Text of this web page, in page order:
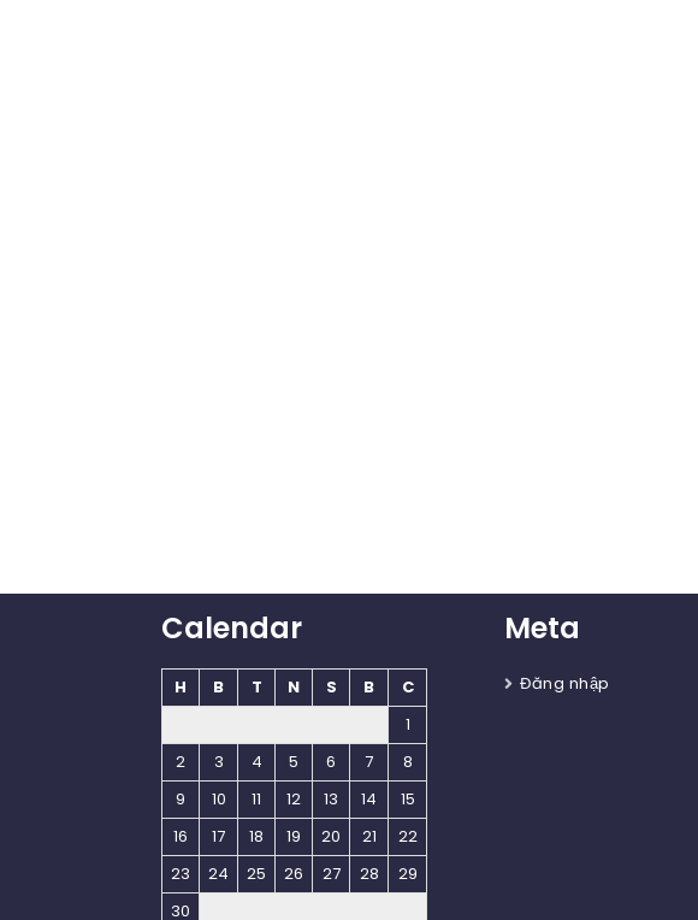
Calendar
H B T N S B
C
1
2
3 4 5 6 7
8
9
10 11 12 13 14
15
16
17 18 19 20 21
22
23
24 25 26 27 28
29
30
Meta
Đăng nhập